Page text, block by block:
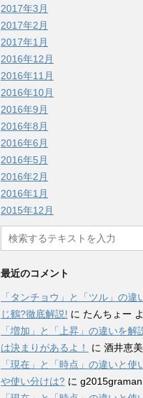
2017年3月
2017年2月
2017年1月
2016年12月
2016年11月
2016年10月
2016年9月
2016年8月
2016年6月
2016年5月
2016年2月
2016年1月
2015年12月
最近のコメント
「タンチョウ」と「ツル」の違
じ鶴?徹底解説! に たんちょー
「増加」と「上昇」の違いを解
は決まりがあるよ！
に 酒井恵
「現在」と「時点」の違いと使
や使い分けは? に g2015graman